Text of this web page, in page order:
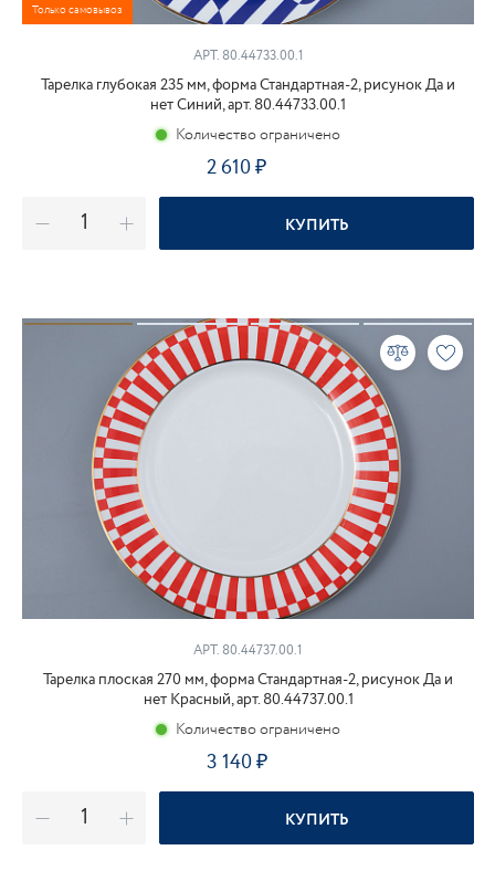
Только самовывоз
АРТ. 80.44733.00.1
Тарелка глубокая 235 мм, форма Стандартная-2, рисунок Да и
нет Синий, арт. 80.44733.00.1
Количество ограничено
2 610₽
КУПИТЬ
АРТ. 80.44737.00.1
Тарелка плоская 270 мм, форма Стандартная-2, рисунок Да и
нет Красный, арт. 80.44737.00.1
Количество ограничено
3 140₽
КУПИТЬ